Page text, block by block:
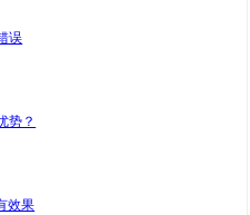
误
势？
效果